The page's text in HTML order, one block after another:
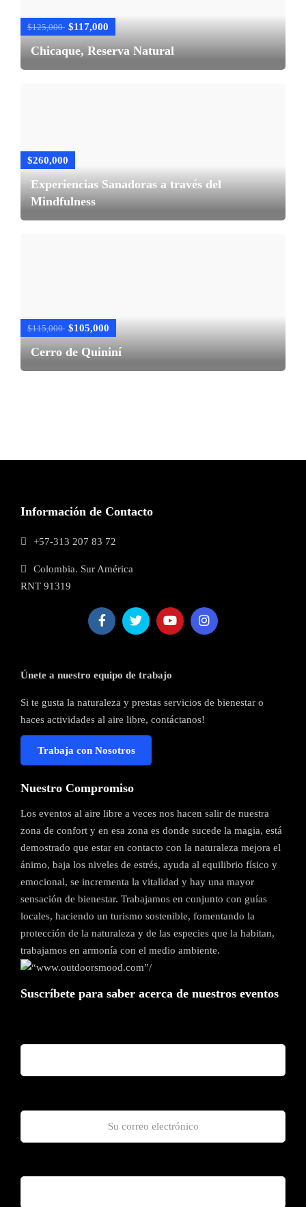
$125,000 $117,000
Chicaque, Reserva Natural
$260,000
Experiencias Sanadoras a través del
Mindfulness
$115,000 $105,000
Cerro de Quininí
Información de Contacto
+57-313 207 83 72
Colombia. Sur América
RNT 91319
Únete a nuestro equipo de trabajo
Si te gusta la naturaleza y prestas servicios de bienestar o
haces actividades al aire libre, contáctanos!
Trabaja con Nosotros
Nuestro Compromiso
Los eventos al aire libre a veces nos hacen salir de nuestra
zona de confort y en esa zona es donde sucede la magia, está
demostrado que estar en contacto con la naturaleza mejora el
ánimo, baja los niveles de estrés, ayuda al equilibrio físico y
emocional, se incrementa la vitalidad y hay una mayor
sensación de bienestar. Trabajamos en conjunto con guías
locales, haciendo un turismo sostenible, fomentando la
protección de la naturaleza y de las especies que la habitan,
trabajamos en armonía con el medio ambiente.
Suscríbete para saber acerca de nuestros eventos